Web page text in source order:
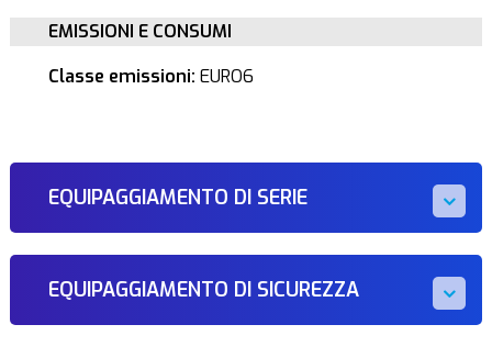
EMISSIONI E CONSUMI
Classe emissioni: EURO6
EQUIPAGGIAMENTO DI SERIE
EQUIPAGGIAMENTO DI SICUREZZA